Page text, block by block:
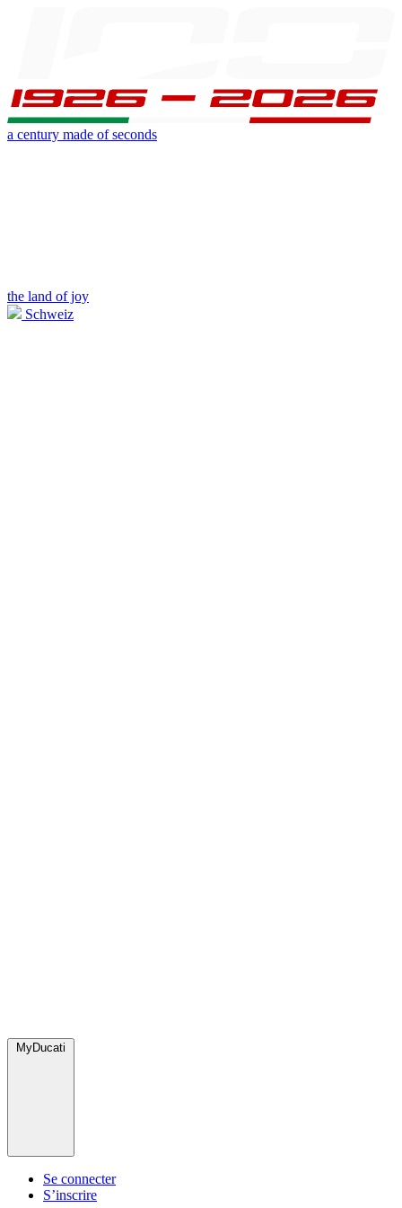
a century made of seconds
the land of joy
Schweiz
MyDucati
Se connecter
S’inscrire